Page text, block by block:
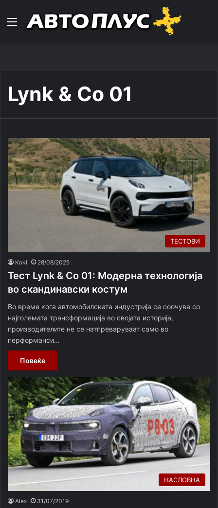
Навигација
Lynk & Co 01
ТЕСТОВИ
Koki 28/08/2025
Тест Lynk & Co 01: Модерна технологија
во скандинавски костум
Во време кога автомобилската индустрија се соочува со
најголемата трансформација во својата историја,
производителите не се натпреваруваат само во
перформанси…
Повеќе
НАСЛОВНА
Alex 31/07/2019